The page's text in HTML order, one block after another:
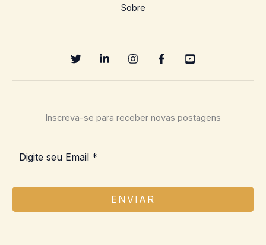
Sobre
Inscreva-se para receber novas postagens
ENVIAR